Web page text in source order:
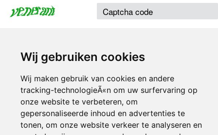
Wij gebruiken cookies
Wij maken gebruik van cookies en andere
tracking-technologieÃ«n om uw surfervaring op
onze website te verbeteren, om
gepersonaliseerde inhoud en advertenties te
tonen, om onze website verkeer te analyseren en
Inloggen
© 2000-2026 UFE Media:Managersonline.nl |Brisk magazine